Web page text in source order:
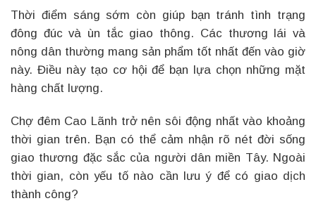
Thời điểm sáng sớm còn giúp bạn tránh tình trạng
đông đúc và ùn tắc giao thông. Các thương lái và
nông dân thường mang sản phẩm tốt nhất đến vào giờ
này. Điều này tạo cơ hội để bạn lựa chọn những mặt
hàng chất lượng.
Chợ đêm Cao Lãnh trở nên sôi động nhất vào khoảng
thời gian trên. Bạn có thể cảm nhận rõ nét đời sống
giao thương đặc sắc của người dân miền Tây. Ngoài
thời gian, còn yếu tố nào cần lưu ý để có giao dịch
thành công?